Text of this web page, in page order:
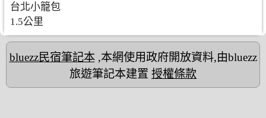
台北小籠包
1.5公里
bluezz民宿筆記本,本網使用政府開放資料,由bluezz
旅遊筆記本建置 授權條款